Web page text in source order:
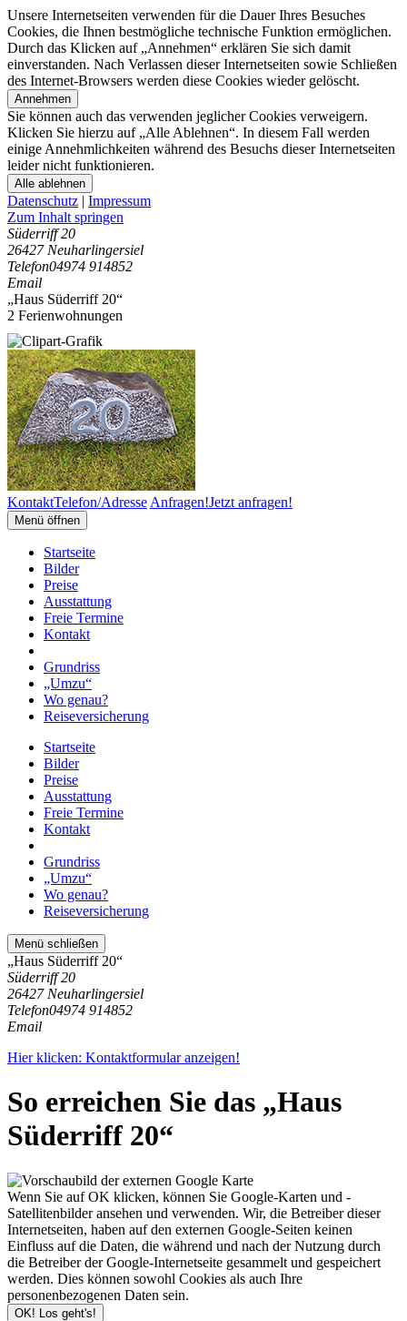
Unsere Internetseiten verwenden für die Dauer Ihres Besuches
Cookies, die Ihnen bestmögliche technische Funktion ermöglichen.
Durch das Klicken auf „Annehmen“ erklären Sie sich damit
einverstanden. Nach Verlassen dieser Internetseiten sowie Schließen
des Internet-Browsers werden diese Cookies wieder gelöscht.
Annehmen
Sie können auch das verwenden jeglicher Cookies verweigern.
Klicken Sie hierzu auf „Alle Ablehnen“. In diesem Fall werden
einige Annehmlichkeiten während des Besuchs dieser Internetseiten
leider nicht funktionieren.
Alle ablehnen
Datenschutz | Impressum
Zum Inhalt springen
Süderriff 20
26427 Neuharlingersiel
Telefon04974 914852
Email
„Haus Süderriff 20“
2 Ferienwohnungen
KontaktTelefon/Adresse Anfragen!Jetzt anfragen!
Menü öffnen
Startseite
Bilder
Preise
Ausstattung
Freie Termine
Kontakt
Grundriss
„Umzu“
Wo genau?
Reiseversicherung
Startseite
Bilder
Preise
Ausstattung
Freie Termine
Kontakt
Grundriss
„Umzu“
Wo genau?
Reiseversicherung
Menü schließen
„Haus Süderriff 20“
Süderriff 20
26427 Neuharlingersiel
Telefon04974 914852
Email
Hier klicken: Kontaktformular anzeigen!
So erreichen Sie das „Haus
Süderriff 20“
Wenn Sie auf OK klicken, können Sie Google-Karten und -
Satellitenbilder ansehen und verwenden. Wir, die Betreiber dieser
Internetseiten, haben auf den externen Google-Seiten keinen
Einfluss auf die Daten, die während und nach der Nutzung durch
die Betreiber der Google-Internetseite gesammelt und gespeichert
werden. Dies können sowohl Cookies als auch Ihre
personenbezogenen Daten sein.
OK! Los geht's!